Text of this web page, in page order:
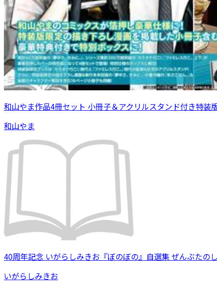
和山やま作品4冊セット 小冊子＆アクリルスタンド付き特装
和山やま
40周年記念 いがらしみきお『ぼのぼの』自選集 ぜんぶたの
いがらしみきお